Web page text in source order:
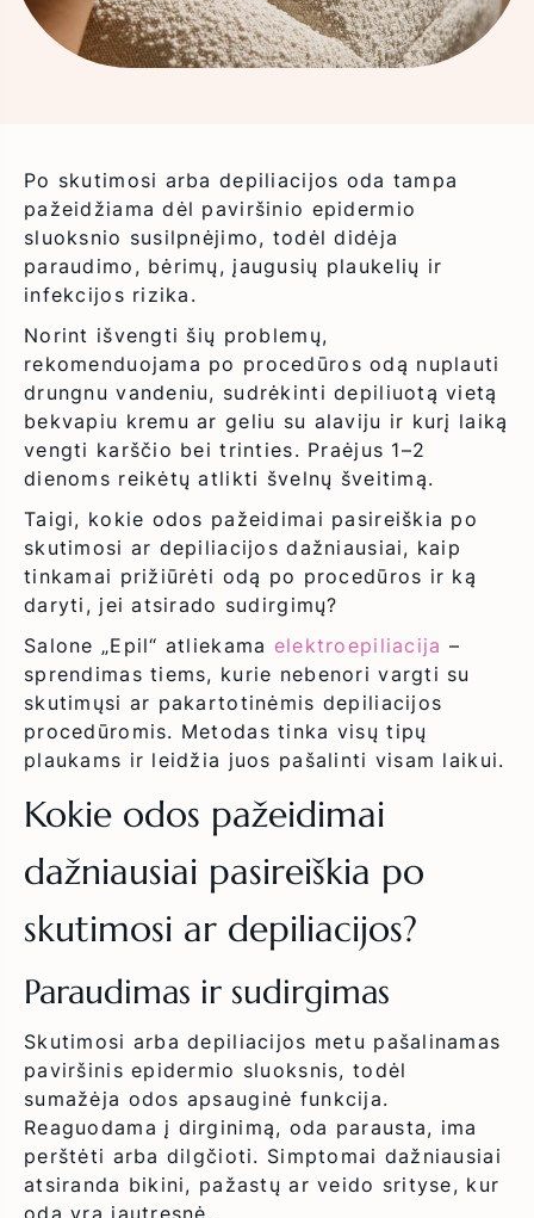
Ilgalaikis plaukų
šalinimas
pažangiausiu ir
Rankų
depiliacija
Po skutimosi arba depiliacijos oda tampa
pažeidžiama dėl paviršinio epidermio
sluoksnio susilpnėjimo, todėl didėja
paraudimo, bėrimų, įaugusių plaukelių ir
infekcijos rizika.
Norint išvengti šių problemų,
rekomenduojama po procedūros odą nuplauti
drungnu vandeniu, sudrėkinti depiliuotą vietą
bekvapiu kremu ar geliu su alaviju ir kurį laiką
vengti karščio bei trinties. Praėjus 1–2
dienoms reikėtų atlikti švelnų šveitimą.
Taigi, kokie odos pažeidimai pasireiškia po
skutimosi ar depiliacijos dažniausiai, kaip
tinkamai prižiūrėti odą po procedūros ir ką
daryti, jei atsirado sudirgimų?
Salone „Epil“ atliekama elektroepiliacija –
sprendimas tiems, kurie nebenori vargti su
skutimųsi ar pakartotinėmis depiliacijos
procedūromis. Metodas tinka visų tipų
plaukams ir leidžia juos pašalinti visam laikui.
Kokie odos pažeidimai
dažniausiai pasireiškia po
skutimosi ar depiliacijos?
Paraudimas ir sudirgimas
Skutimosi arba depiliacijos metu pašalinamas
paviršinis epidermio sluoksnis, todėl
sumažėja odos apsauginė funkcija.
Reaguodama į dirginimą, oda parausta, ima
perštėti arba dilgčioti. Simptomai dažniausiai
atsiranda bikini, pažastų ar veido srityse, kur
oda yra jautresnė.